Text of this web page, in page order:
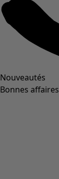
Nouveautés
Bonnes affaires